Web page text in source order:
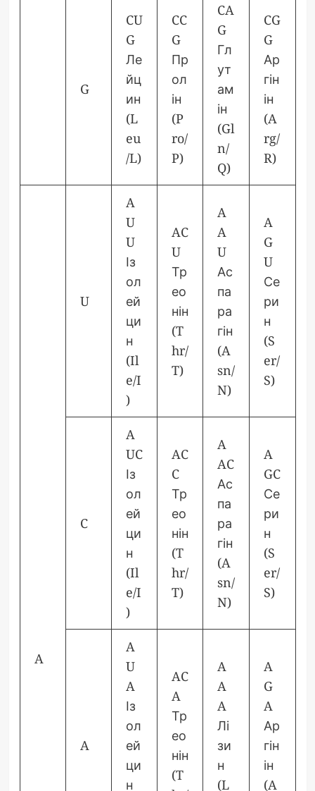
G
CU
G
Ле
йц
ин
(L
eu
/L)
CC
G
Пр
ол
ін
(P
ro/
P)
CA
G
Гл
ут
ам
ін
(Gl
n/
Q)
CG
G
Ар
гін
ін
(A
rg/
R)
A
U
A
U
U
Із
ол
ей
ци
н
(Il
e/I
)
AC
U
Тр
ео
нін
(T
hr/
T)
A
A
U
Ас
па
ра
гін
(A
sn/
N)
A
G
U
Се
ри
н
(S
er/
S)
C
A
UC
Із
ол
ей
ци
н
(Il
e/I
)
AC
C
Тр
ео
нін
(T
hr/
T)
A
AC
Ас
па
ра
гін
(A
sn/
N)
A
GC
Се
ри
н
(S
er/
S)
A
A
U
A
Із
ол
ей
ци
н
AC
A
Тр
ео
нін
(T
A
A
A
Лі
зи
н
(L
A
G
A
Ар
гін
ін
(A